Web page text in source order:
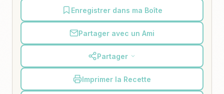
Enregistrer dans ma Boîte
Partager avec un Ami
Partager
Imprimer la Recette